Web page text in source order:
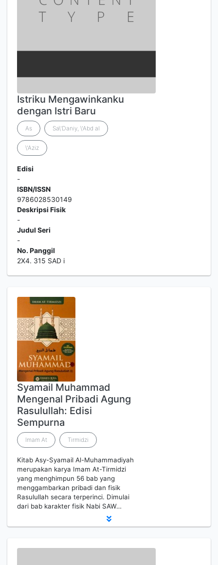
Istriku Mengawinkanku
dengan Istri Baru
As Sa\'Daniy, \'Abd al
\'Aziz
Edisi
-
ISBN/ISSN
9786028530149
Deskripsi Fisik
-
Judul Seri
-
No. Panggil
2X4. 315 SAD i
Syamail Muhammad
Mengenal Pribadi Agung
Rasulullah: Edisi
Sempurna
Imam At Tirmidzi
Kitab Asy-Syamail Al-Muhammadiyah
merupakan karya Imam At-Tirmidzi
yang menghimpun 56 bab yang
menggambarkan pribadi dan fisik
Rasulullah secara terperinci. Dimulai
dari bab karakter fisik Nabi SAW…